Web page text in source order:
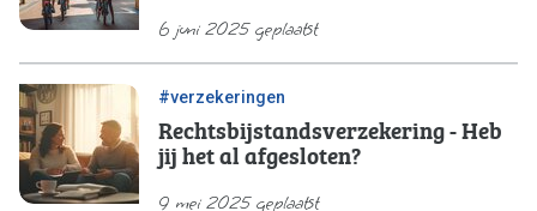
6 juni 2025 geplaatst
#verzekeringen
Rechtsbijstandsverzekering - Heb
jij het al afgesloten?
9 mei 2025 geplaatst